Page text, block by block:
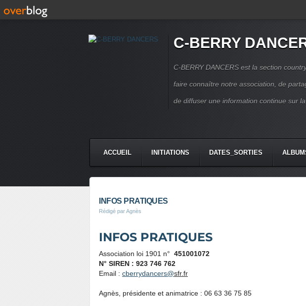
C-BERRY
C-BERRY DANCERS est la section
faire connaître notre association, de
de diffuser une information continue sur
ACCUEIL INITIATIONS DATES_SORTIES
INFOS PRATIQUES
Rédigé par Agnès
INFOS PRATIQUES
Association loi 1901 n° 451001072
N° SIREN : 923 746 762
Email : cberrydancers@sfr.fr
Agnès, présidente et animatrice : 06 63 36 75 85